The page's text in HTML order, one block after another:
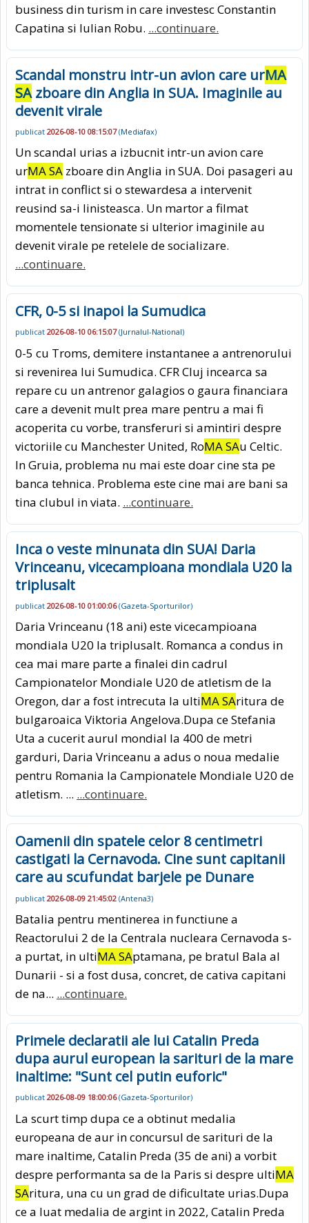
business din turism in care investesc Constantin
Capatina si Iulian Robu. ...continuare.
Scandal monstru intr-un avion care urMA
SAzboare din Anglia in SUA. Imaginile au
devenit virale
publicat 2026-08-10 08:15:07(Mediafax)
Un scandal urias a izbucnit intr-un avion care
urMA SA zboare din Anglia in SUA. Doi pasageri au
intrat in conflict si o stewardesa a intervenit
reusind sa-i linisteasca. Un martor a filmat
momentele tensionate si ulterior imaginile au
devenit virale pe retelele de socializare.
...continuare.
CFR, 0-5 si inapoi la Sumudica
publicat 2026-08-10 06:15:07(Jurnalul-National)
0-5 cu Troms, demitere instantanee a antrenorului
si revenirea lui Sumudica. CFR Cluj incearca sa
repare cu un antrenor galagios o gaura financiara
care a devenit mult prea mare pentru a mai fi
acoperita cu vorbe, transferuri si amintiri despre
victoriile cu Manchester United, RoMA SAu Celtic.
In Gruia, problema nu mai este doar cine sta pe
banca tehnica. Problema este cine mai are bani sa
tina clubul in viata. ...continuare.
Inca o veste minunata din SUA! Daria
Vrinceanu, vicecampioana mondiala U20 la
triplusalt
publicat 2026-08-10 01:00:06(Gazeta-Sporturilor)
Daria Vrinceanu (18 ani) este vicecampioana
mondiala U20 la triplusalt. Romanca a condus in
cea mai mare parte a finalei din cadrul
Campionatelor Mondiale U20 de atletism de la
Oregon, dar a fost intrecuta la ultiMA SAritura de
bulgaroaica Viktoria Angelova.Dupa ce Stefania
Uta a cucerit aurul mondial la 400 de metri
garduri, Daria Vrinceanu a adus o noua medalie
pentru Romania la Campionatele Mondiale U20 de
atletism. ... ...continuare.
Oamenii din spatele celor 8 centimetri
castigati la Cernavoda. Cine sunt capitanii
care au scufundat barjele pe Dunare
publicat 2026-08-09 21:45:02 (Antena3)
Batalia pentru mentinerea in functiune a
Reactorului 2 de la Centrala nucleara Cernavoda s-
a purtat, in ultiMA SAptamana, pe bratul Bala al
Dunarii - si a fost dusa, concret, de cativa capitani
de na... ...continuare.
Primele declaratii ale lui Catalin Preda
dupa aurul european la sarituri de la mare
inaltime: "Sunt cel putin euforic"
publicat 2026-08-09 18:00:06(Gazeta-Sporturilor)
La scurt timp dupa ce a obtinut medalia
europeana de aur in concursul de sarituri de la
mare inaltime, Catalin Preda (35 de ani) a vorbit
despre performanta sa de la Paris si despre ultiMA
SAritura, una cu un grad de dificultate urias.Dupa
ce a luat medalia de argint in 2022, Catalin Preda